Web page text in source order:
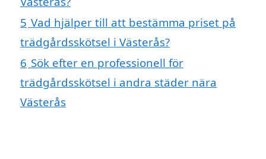
5 Vad hjälper till att bestämma priset på
trädgårdsskötsel i Västerås?
6 Sök efter en professionell för
trädgårdsskötsel i andra städer nära
Västerås